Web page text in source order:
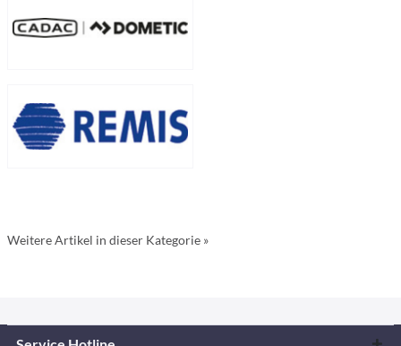
Weitere Artikel in dieser Kategorie »